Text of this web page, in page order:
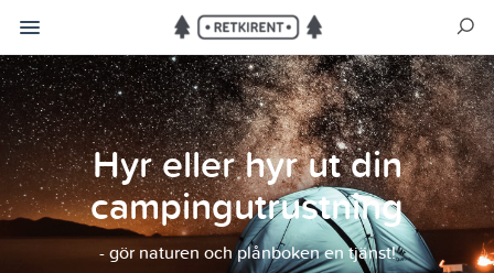
Hyr eller hyr ut din
campingutrustning
- gör naturen och plånboken en tjänst!